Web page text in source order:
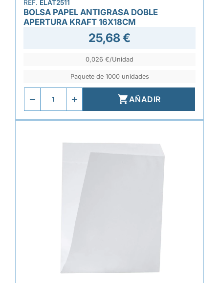
REF. ELAT2511
BOLSA PAPEL ANTIGRASA DOBLE
APERTURA KRAFT 16X18CM
25,68 €
0,026 €/Unidad
Paquete de 1000 unidades
AÑADIR